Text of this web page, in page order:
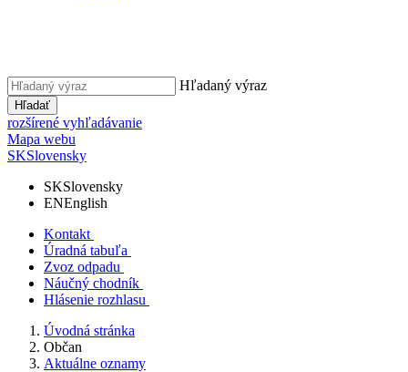
Hľadaný výraz
Hľadať
rozšírené vyhľadávanie
Mapa webu
SKSlovensky
SKSlovensky
ENEnglish
Kontakt
Úradná tabuľa
Zvoz odpadu
Náučný chodník
Hlásenie rozhlasu
Úvodná stránka
Občan
Aktuálne oznamy